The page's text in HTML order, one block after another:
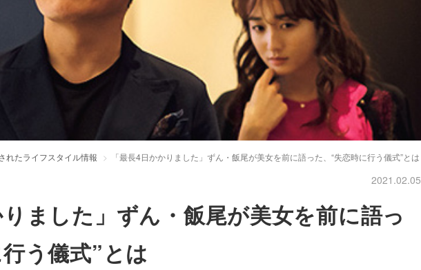
れたライフスタイル情報 「最長4日かかりました」ずん・飯尾が美女を前に語った、“失恋時に行う儀式”とは
2021.02.05
りました」ずん・飯尾が美女を前に語っ
う儀式”とは